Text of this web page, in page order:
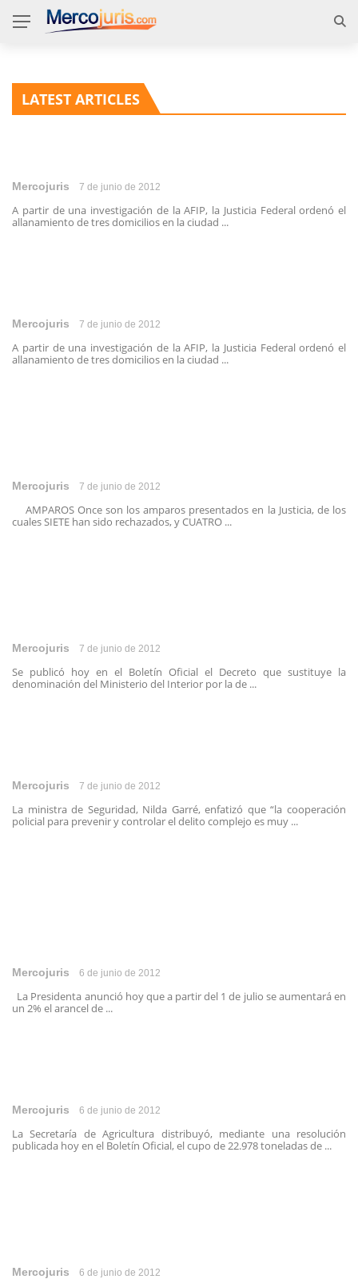
LATEST ARTICLES
Mercojuris 7 de junio de 2012
A partir de una investigación de la AFIP, la Justicia Federal ordenó el
allanamiento de tres domicilios en la ciudad ...
Mercojuris 7 de junio de 2012
A partir de una investigación de la AFIP, la Justicia Federal ordenó el
allanamiento de tres domicilios en la ciudad ...
Mercojuris 7 de junio de 2012
AMPAROS Once son los amparos presentados en la Justicia, de los
cuales SIETE han sido rechazados, y CUATRO ...
Mercojuris 7 de junio de 2012
Se publicó hoy en el Boletín Oficial el Decreto que sustituye la
denominación del Ministerio del Interior por la de ...
Mercojuris 7 de junio de 2012
La ministra de Seguridad, Nilda Garré, enfatizó que “la cooperación
policial para prevenir y controlar el delito complejo es muy ...
Mercojuris 6 de junio de 2012
La Presidenta anunció hoy que a partir del 1 de julio se aumentará en
un 2% el arancel de ...
Mercojuris 6 de junio de 2012
La Secretaría de Agricultura distribuyó, mediante una resolución
publicada hoy en el Boletín Oficial, el cupo de 22.978 toneladas de ...
Mercojuris 6 de junio de 2012